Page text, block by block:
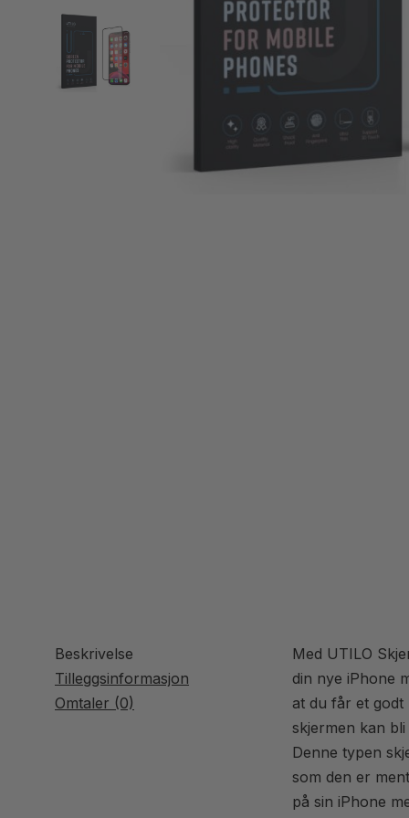
Beskrivelse
Tilleggsinformasjon
Omtaler (0)
Med UTILO
din nye iPhone
at du får et
skjermen kan
Denne typen
som den er
på sin iPhone